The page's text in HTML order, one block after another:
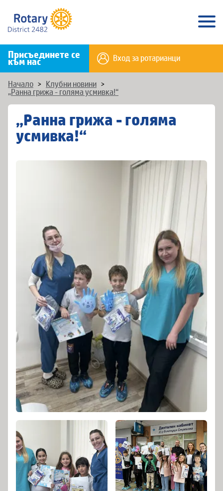
Присъединете се
към нас Вход за ротарианци
Начало > Клубни новини >
„Ранна грижа - голяма усмивка!“
„Ранна грижа - голяма
усмивка!“